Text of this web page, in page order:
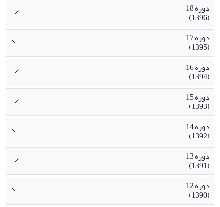
دوره 18
(1396)
دوره 17
(1395)
دوره 16
(1394)
دوره 15
(1393)
دوره 14
(1392)
دوره 13
(1391)
دوره 12
(1390)